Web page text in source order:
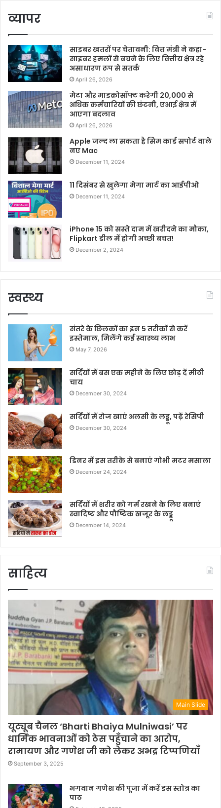
व्यापर
साइबर खतरों पर चेतावनी: वित्त मंत्री ने कहा-
साइबर हमलों से बचने के लिए वित्तीय क्षेत्र रहे
असाधारण रूप से सतर्क
April 26, 2026
मेटा और माइक्रोसॉफ्ट करेगी 20,000 से
अधिक कर्मचारियों की छंटनी, एआई क्षेत्र में
आएगा बदलाव
April 26, 2026
Apple जल्द ला सकता है सिम कार्ड सपोर्ट वाले
नए Mac
December 11, 2024
11 दिसंबर से खुलेगा मेगा मार्ट का आईपीओ
December 11, 2024
iPhone 15 को सस्ते दाम में खरीदने का मौका,
Flipkart डील में होगी अच्छी बचत!
December 2, 2024
स्वस्थ्य
संतरे के छिलकों का इन 5 तरीकों से करें
इस्तेमाल, मिलेंगे कई स्वास्थ्य लाभ
May 7, 2026
सर्दियों में बस एक महीने के लिए छोड़ दें मीठी
चाय
December 30, 2024
सर्दियों में रोज खाएं अलसी के लड्डू, पढ़ें रेसिपी
December 30, 2024
डिनर में इस तरीके से बनाएं गोभी मटर मसाला
December 24, 2024
सर्दियों में शरीर को गर्म रखने के लिए बनाएं
स्वादिष्ट और पौष्टिक खजूर के लड्डू
December 14, 2024
साहित्य
Main Slide
यूट्यूब चैनल ‘Bharti Bhaiya Mulniwasi’ पर
धार्मिक भावनाओं को ठेस पहुँचाने का आरोप,
रामायण और गणेश जी को लेकर अभद्र टिप्पणियाँ
September 3, 2025
भगवान गणेश की पूजा में करें इस स्तोत्र का
पाठ